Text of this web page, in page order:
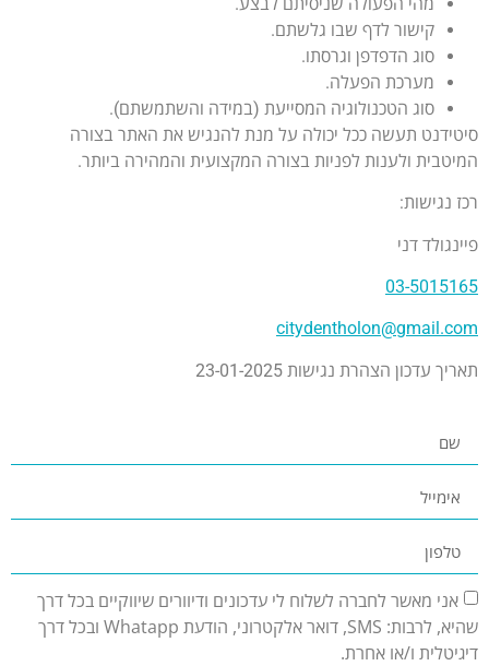
קישור לדף שבו גלשתם.
סוג הדפדפן וגרסתו.
מערכת הפעלה.
סוג הטכנולוגיה המסייעת (במידה והשתמשתם).
סיטידנט תעשה ככל יכולה על מנת להנגיש את האתר בצורה
המיטבית ולענות לפניות בצורה המקצועית והמהירה ביותר.
רכז נגישות:
פיינגולד דני
03-5015165
citydentholon@gmail.com
תאריך עדכון הצהרת נגישות 23-01-2025
אני מאשר לחברה לשלוח לי עדכונים ודיוורים שיווקיים בכל דרך
שהיא, לרבות: SMS, דואר אלקטרוני, הודעת Whatapp ובכל דרך
דיגיטלית ו/או אחרת.